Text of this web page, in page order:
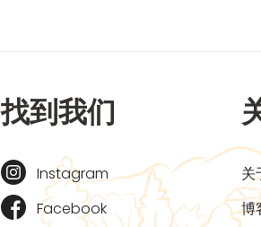
找到我们
Instagram
Facebook
关
博